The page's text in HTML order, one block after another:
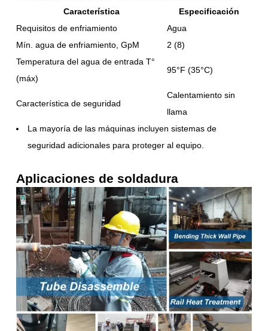
Característica
Especificación
Requisitos de enfriamiento
Agua
Mín. agua de enfriamiento, GpM
2 (8)
Temperatura del agua de entrada T°
(máx)
95°F (35°C)
Característica de seguridad
Calentamiento sin
llama
La mayoría de las máquinas incluyen sistemas de
seguridad adicionales para proteger al equipo.
Aplicaciones de soldadura